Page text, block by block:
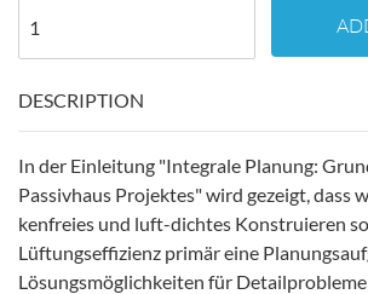
DESCRIPTION
In der Einleitung "Integrale Planung:
Passivhaus Projektes" wird gezeigt, dass
kenfreies und luft-dichtes Konstruieren
Lüftungseffizienz primär eine
Lösungsmöglichkeiten für Detailprobleme